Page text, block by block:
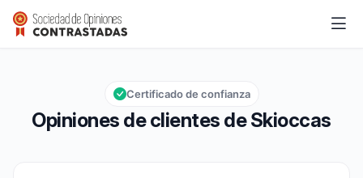
Skioccas
Calificación global: 8,9 de 10
8,9/10
Opiniones de clientes de Skioccas
Certificado de confianza